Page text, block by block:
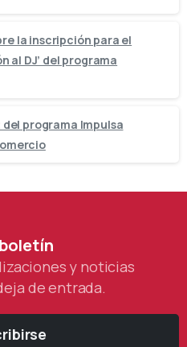
la inscripción para el
al DJ’ del programa
programa Impulsa
boletín
y noticias
de entrada.